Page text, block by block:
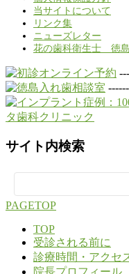
当サイトについて
リンク集
ニューズレター
花の歯科衛生士 徳
サイト内検索
索:
PAGETOP
TOP
受診される前に
診療時間・アクセ